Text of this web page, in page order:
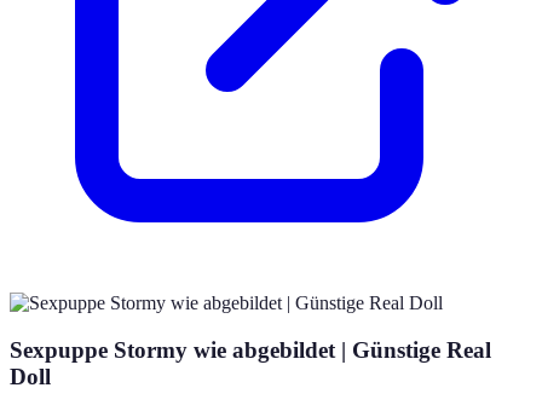
Sexpuppe Stormy wie abgebildet | Günstige Real
Doll